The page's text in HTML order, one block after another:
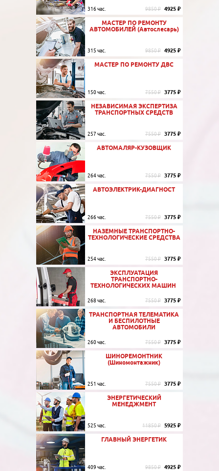
316 час. 9850 ₽ 4925 ₽
МАСТЕР ПО РЕМОНТУ
АВТОМОБИЛЕЙ (Автослесарь)
315 час. 9850 ₽ 4925 ₽
МАСТЕР ПО РЕМОНТУ ДВС
150 час. 7550 ₽ 3775 ₽
НЕЗАВИСИМАЯ ЭКСПЕРТИЗА
ТРАНСПОРТНЫХ СРЕДСТВ
257 час. 7550 ₽ 3775 ₽
АВТОМАЛЯР-КУЗОВЩИК
264 час. 7550 ₽ 3775 ₽
АВТОЭЛЕКТРИК-ДИАГНОСТ
266 час. 7550 ₽ 3775 ₽
НАЗЕМНЫЕ ТРАНСПОРТНО-
ТЕХНОЛОГИЧЕСКИЕ СРЕДСТВА
254 час. 7550 ₽ 3775 ₽
ЭКСПЛУАТАЦИЯ
ТРАНСПОРТНО-
ТЕХНОЛОГИЧЕСКИХ МАШИН
268 час. 7550 ₽ 3775 ₽
ТРАНСПОРТНАЯ ТЕЛЕМАТИКА
И БЕСПИЛОТНЫЕ
АВТОМОБИЛИ
260 час. 7550 ₽ 3775 ₽
ШИНОРЕМОНТНИК
(Шиномонтажник)
251 час. 7550 ₽ 3775 ₽
ЭНЕРГЕТИЧЕСКИЙ
МЕНЕДЖМЕНТ
525 час. 11850 ₽ 5925 ₽
ГЛАВНЫЙ ЭНЕРГЕТИК
409 час. 9850 ₽ 4925 ₽